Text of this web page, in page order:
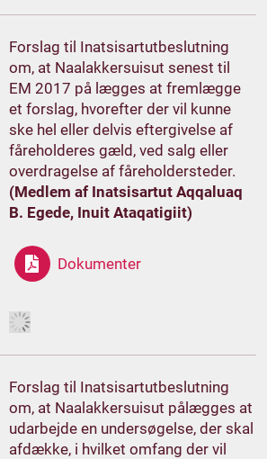
Forslag til Inatsisartutbeslutning
om, at Naalakkersuisut senest til
EM 2017 på lægges at fremlægge
et forslag, hvorefter der vil kunne
ske hel eller delvis eftergivelse af
fåreholderes gæld, ved salg eller
overdragelse af fåreholdersteder.
(Medlem af Inatsisartut Aqqaluaq
B. Egede, Inuit Ataqatigiit)
Dokumenter
Forslag til Inatsisartutbeslutning
om, at Naalakkersuisut pålægges at
udarbejde en undersøgelse, der skal
afdække, i hvilket omfang der vil